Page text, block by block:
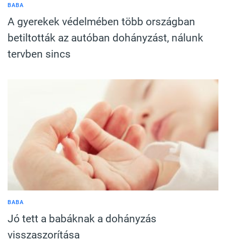
BABA
A gyerekek védelmében több országban
betiltották az autóban dohányzást, nálunk
tervben sincs
BABA
Jó tett a babáknak a dohányzás
visszaszorítása